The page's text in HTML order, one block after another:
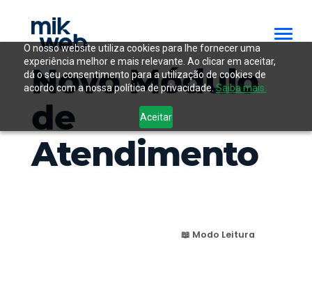
O nosso website utiliza cookies para lhe fornecer uma
experiência melhor e mais relevante. Ao clicar em aceitar,
dá o seu consentimento para a utilização de cookies de
acordo com a nossa política de privacidade.Saiba mais.
Aceitar
Novo Módulo
de
Atendimento
📖 Modo Leitura